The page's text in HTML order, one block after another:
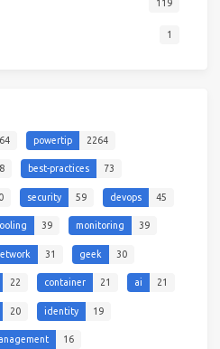
119
1
powertip 2264
best-practices 73
security 59 devops 45
39 monitoring 39
31 geek 30
22 container 21 ai 21
20 identity 19
16